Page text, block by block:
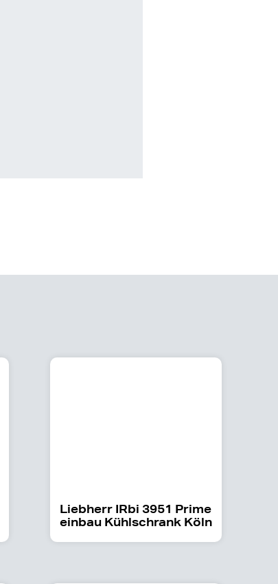
Liebherr IRbi 3951 Prime
einbau Kühlschrank Köln